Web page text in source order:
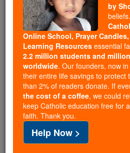
We ask you, urgently: don't
Dear
wasde-
for our
shut
Online, Catholic Online School,
Catholic Online Learning
tools serving over2.2 million
families worldwide. Our
just gave their entire life savings
But fewer than 2% of readers
by
Online School, Prayer
Learning Resources essential
2.2 million students and
worldwide. Our founders, now
their entire life savings to protect
than 2% of readers donate. If
the cost of a coffee, we could
keep Catholic education free for
faith. Thank you.
Help Now >